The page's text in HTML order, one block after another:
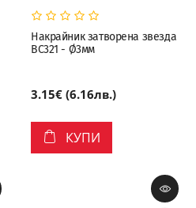
Накрайник затворена звезда
BC321 - Ø3мм
3.15€ (6.16лв.)
КУПИ